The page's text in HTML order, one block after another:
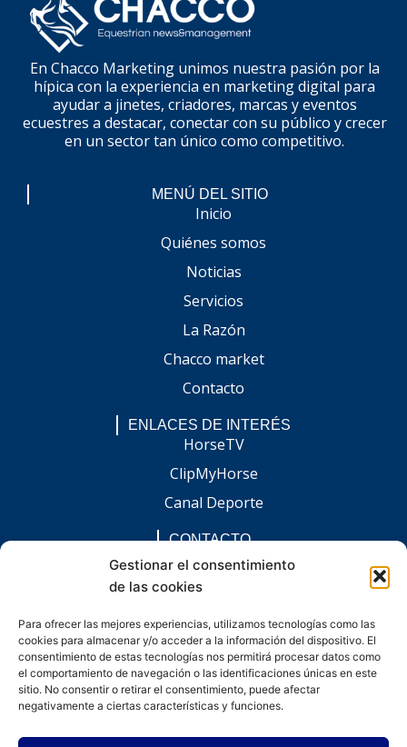
Gestionar el consentimiento
de las cookies
Para ofrecer las mejores experiencias, utilizamos tecnologías como las
cookies para almacenar y/o acceder a la información del dispositivo. El
consentimiento de estas tecnologías nos permitirá procesar datos como
el comportamiento de navegación o las identificaciones únicas en este
sitio. No consentir o retirar el consentimiento, puede afectar
negativamente a ciertas características y funciones.
En Chacco Marketing unimos nuestra pasión por la
hípica con la experiencia en marketing digital para
ayudar a jinetes, criadores, marcas y eventos
ecuestres a destacar, conectar con su público y crecer
en un sector tan único como competitivo.
MENÚ DEL SITIO
Inicio
Quiénes somos
Noticias
Servicios
La Razón
Chacco market
Contacto
ENLACES DE INTERÉS
HorseTV
ClipMyHorse
Canal Deporte
CONTACTO
comunicacion@chaccoinfo.com
Presentes en todo el ámbito nacional
F
a
c
e
b
o
I
n
s
t
a
g
L
i
n
k
e
d
E
n
v
e
l
o
W
h
a
t
s